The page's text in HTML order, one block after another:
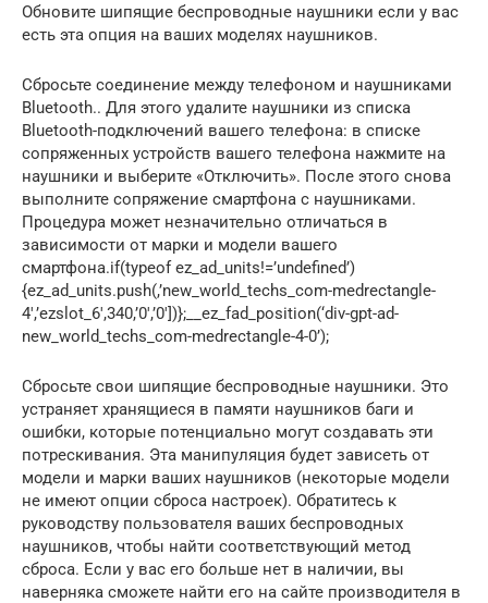
Обновите шипящие беспроводные наушники если у вас
есть эта опция на ваших моделях наушников.
Сбросьте соединение между телефоном и наушниками
Bluetooth.. Для этого удалите наушники из списка
Bluetooth-подключений вашего телефона: в списке
сопряженных устройств вашего телефона нажмите на
наушники и выберите «Отключить». После этого снова
выполните сопряжение смартфона с наушниками.
Процедура может незначительно отличаться в
зависимости от марки и модели вашего
смартфона.if(typeof ez_ad_units!=’undefined’)
{ez_ad_units.push(,’new_world_techs_com-medrectangle-
4′,’ezslot_6′,340,’0′,’0′])};__ez_fad_position(‘div-gpt-ad-
new_world_techs_com-medrectangle-4-0’);
Сбросьте свои шипящие беспроводные наушники. Это
устраняет хранящиеся в памяти наушников баги и
ошибки, которые потенциально могут создавать эти
потрескивания. Эта манипуляция будет зависеть от
модели и марки ваших наушников (некоторые модели
не имеют опции сброса настроек). Обратитесь к
руководству пользователя ваших беспроводных
наушников, чтобы найти соответствующий метод
сброса. Если у вас его больше нет в наличии, вы
наверняка сможете найти его на сайте производителя в